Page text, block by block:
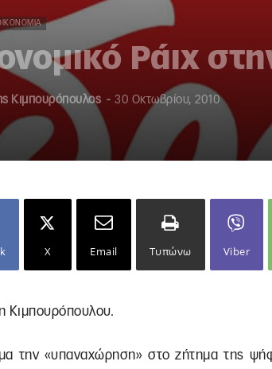
Ράιχ
Κιμπουρόπουλος - 30 Οκτωβρίου, 2010
X Email Τυπώνω Viber
Κιμπουρόπουλου.
την «υπαναχώρηση» στο ζήτημα της